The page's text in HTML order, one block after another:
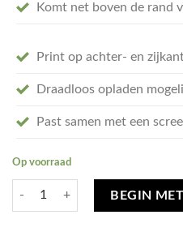
Komt net boven de rand
Print op achter- en
Draadloos opladen
Past samen met een
Op voorraad
Ontwerp je eigen Samsung
BEGIN